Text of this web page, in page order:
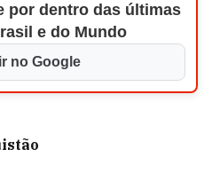
por dentro das últimas
e do Mundo
no Google